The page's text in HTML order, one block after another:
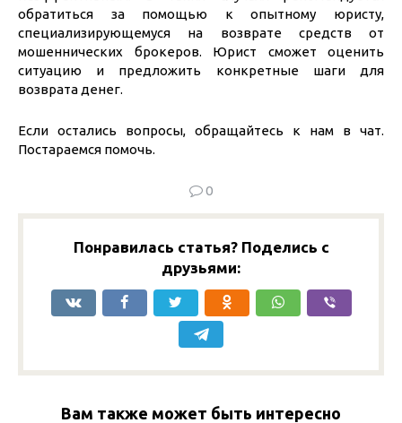
обратиться за помощью к опытному юристу,
специализирующемуся на возврате средств от
мошеннических брокеров. Юрист сможет оценить
ситуацию и предложить конкретные шаги для
возврата денег.
Если остались вопросы, обращайтесь к нам в чат.
Постараемся помочь.
0
Понравилась статья? Поделись с
друзьями:
Вам также может быть интересно